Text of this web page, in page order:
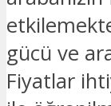
gücü ve
Fiyatlar